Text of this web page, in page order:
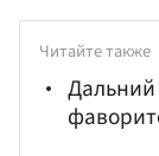
Читайте также
Дальний